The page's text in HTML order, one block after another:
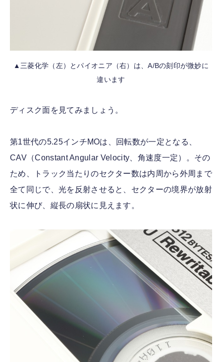
▲三菱化学（左）とパイオニア（右）は、A/Bの刻印が微妙に
違います
ディスク面を見てみましょう。
第1世代の5.25インチMOは、回転数が一定となる、
CAV（Constant Angular Velocity、角速度一定）。その
ため、トラック当たりのセクター数は内周から外周まで
全て同じで、光を反射させると、セクターの境界が放射
状に伸び、縦長の扇状に見えます。